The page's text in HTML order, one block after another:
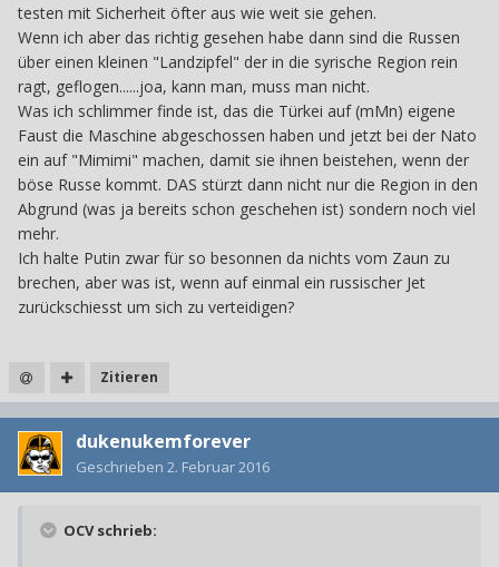
testen mit Sicherheit öfter aus wie weit sie gehen.
Wenn ich aber das richtig gesehen habe dann sind die Russen
über einen kleinen "Landzipfel" der in die syrische Region rein
ragt, geflogen......joa, kann man, muss man nicht.
Was ich schlimmer finde ist, das die Türkei auf (mMn) eigene
Faust die Maschine abgeschossen haben und jetzt bei der Nato
ein auf "Mimimi" machen, damit sie ihnen beistehen, wenn der
böse Russe kommt. DAS stürzt dann nicht nur die Region in den
Abgrund (was ja bereits schon geschehen ist) sondern noch viel
mehr.
Ich halte Putin zwar für so besonnen da nichts vom Zaun zu
brechen, aber was ist, wenn auf einmal ein russischer Jet
zurückschiesst um sich zu verteidigen?
Zitieren
dukenukemforever
Geschrieben 2. Februar 2016
OCV schrieb: